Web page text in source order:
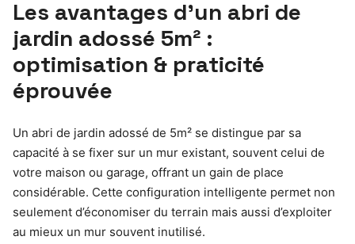
Les avantages d’un abri de
jardin adossé 5m² :
optimisation & praticité
éprouvée
Un abri de jardin adossé de 5m² se distingue par sa
capacité à se fixer sur un mur existant, souvent celui de
votre maison ou garage, offrant un gain de place
considérable. Cette configuration intelligente permet non
seulement d’économiser du terrain mais aussi d’exploiter
au mieux un mur souvent inutilisé.